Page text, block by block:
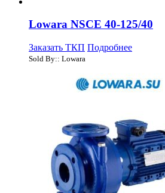
Lowara NSCE 40-125/40
Заказать ТКП Подробнее
Sold By:: Lowara